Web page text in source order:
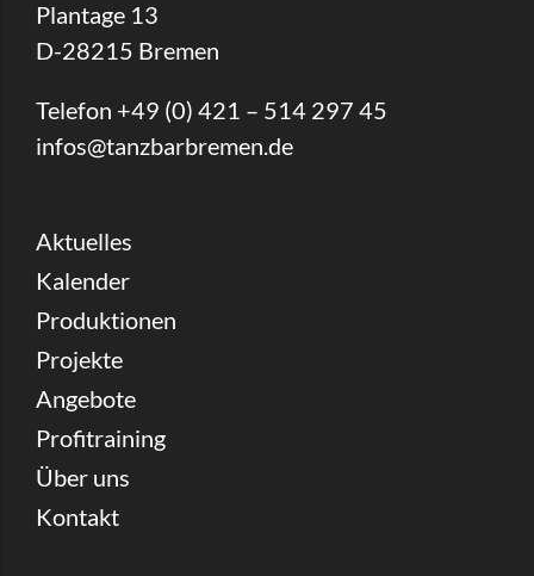
Plantage 13
D-28215 Bremen
Telefon +49 (0) 421 – 514 297 45
infos@tanzbarbremen.de
Aktuelles
Kalender
Produktionen
Projekte
Angebote
Profitraining
Über uns
Kontakt